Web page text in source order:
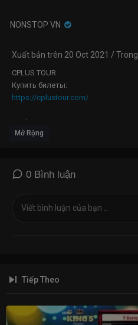
NONSTOP VN
Xuất bản trên 20 Oct 2021 / Trong
СPLUS TOUR
Купить билеты:
https://cplustour.com/
Credits:
Dir/camera/edit/vfx @io.raw
Production: @cplusmusic
Mở Rộng
0 Bình luận
Tiếp Theo